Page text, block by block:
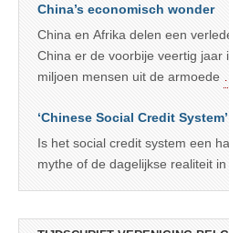
China’s economisch wonder
China en Afrika delen een
China er de voorbije veertig jaar
miljoen mensen uit de armoede
‘Chinese Social Credit System’
Is het social credit system een
mythe of de dagelijkse realiteit